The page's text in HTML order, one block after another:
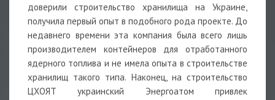
доверили строительство хранилища на Украине,
получила первый опыт в подобного рода проекте. До
недавнего времени эта компания была всего лишь
производителем контейнеров для отработанного
ядерного топлива и не имела опыта в строительстве
хранилищ такого типа. Наконец, на строительство
ЦХОЯТ украинский Энергоатом привлек